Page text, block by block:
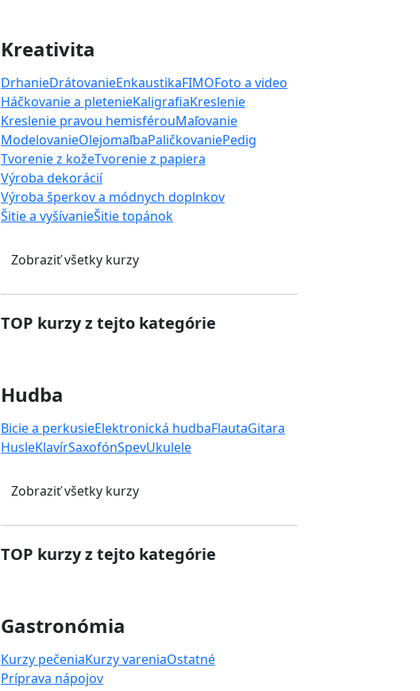
Kreativita
DrhanieDrátovanieEnkaustikaFIMOFoto a video
Háčkovanie a pletenieKaligrafiaKreslenie
Kreslenie pravou hemisférouMaľovanie
ModelovanieOlejomaľbaPaličkovaniePedig
Tvorenie z kožeTvorenie z papiera
Výroba dekorácií
Výroba šperkov a módnych doplnkov
Šitie a vyšívanieŠitie topánok
Zobraziť všetky kurzy
TOP kurzy z tejto kategórie
Hudba
Bicie a perkusieElektronická hudbaFlautaGitara
HusleKlavírSaxofónSpevUkulele
Zobraziť všetky kurzy
TOP kurzy z tejto kategórie
Gastronómia
Kurzy pečeniaKurzy vareniaOstatné
Príprava nápojov